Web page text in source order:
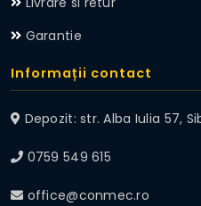
Garantie
Informații contact
Depozit: str. Alba Iulia 57,
0759 549 615
office@conmec.ro